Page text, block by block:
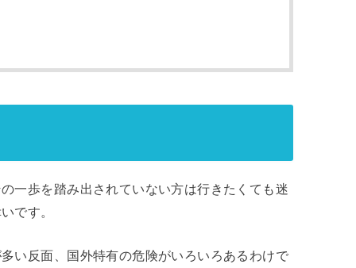
一歩を踏み出されていない方は行きたくても迷
です。
い反面、国外特有の危険がいろいろあるわけで